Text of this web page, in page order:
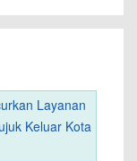
Layanan
Keluar Kota